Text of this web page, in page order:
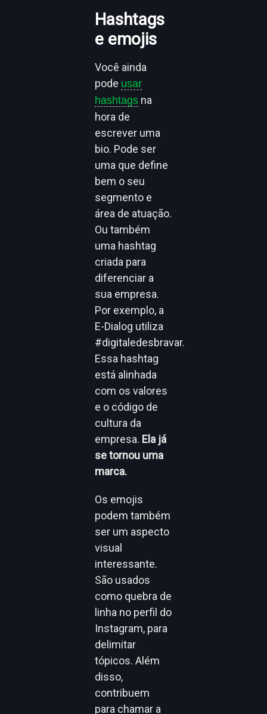
Hashtags
e emojis
Você ainda
pode usar
hashtags na
hora de
escrever uma
bio. Pode ser
uma que define
bem o seu
segmento e
área de atuação.
Ou também
uma hashtag
criada para
diferenciar a
sua empresa.
Por exemplo, a
E-Dialog utiliza
#digitaledesbravar.
Essa hashtag
está alinhada
com os valores
e o código de
cultura da
empresa. Ela já
se tornou uma
marca.
Os emojis
podem também
ser um aspecto
visual
interessante.
São usados
como quebra de
linha no perfil do
Instagram, para
delimitar
tópicos. Além
disso,
contribuem
para chamar a